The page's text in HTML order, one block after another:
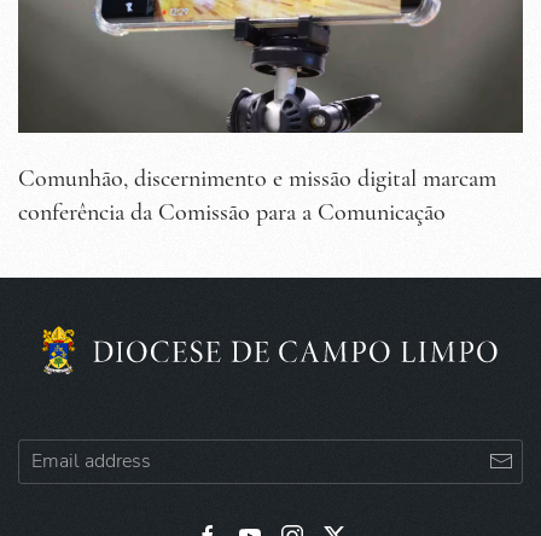
Comunhão, discernimento e missão digital marcam
conferência da Comissão para a Comunicação